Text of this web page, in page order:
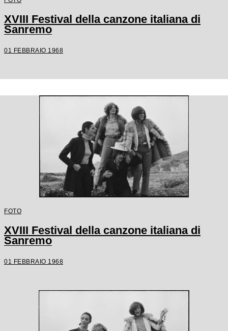
XVIII Festival della canzone italiana di
Sanremo
01 FEBBRAIO 1968
FOTO
XVIII Festival della canzone italiana di
Sanremo
01 FEBBRAIO 1968